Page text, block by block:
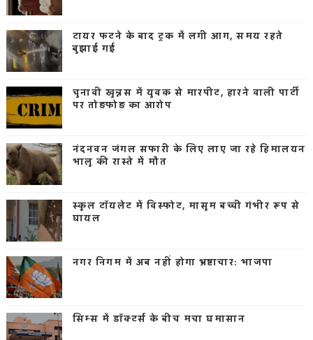
टायर फटने के बाद ट्रक में लगी आग, समय रहते
बुझाई गई
चुनावी खुन्नस में युवक से मारपीट, हारने वाली पार्टी
पर तोड़फोड़ का आरोप
नंदनवन जंगल सफारी के लिए लाए जा रहे हिमालयन
भालू की रास्ते में मौत
स्कूल टॉयलेट में विस्फोट, मासूम बच्ची गंभीर रूप से
घायल
नगर निगम में अब नहीं होगा भ्रष्टाचार: भाजपा
सिम्स में डॉक्टर्स के बीच मचा घमासान